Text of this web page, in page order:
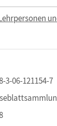
3-06-121154-7